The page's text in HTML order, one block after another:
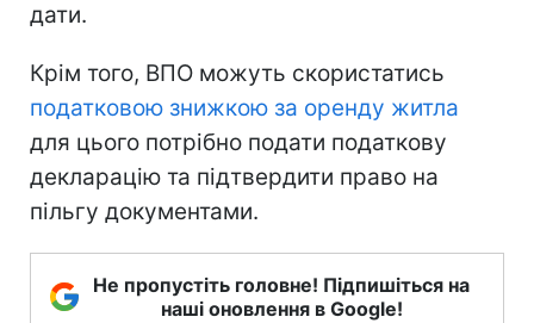
дати.
Крім того, ВПО можуть скористатись
податковою знижкою за оренду житла
для цього потрібно подати податкову
декларацію та підтвердити право на
пільгу документами.
Не пропустіть головне! Підпишіться на
наші оновлення в Google!